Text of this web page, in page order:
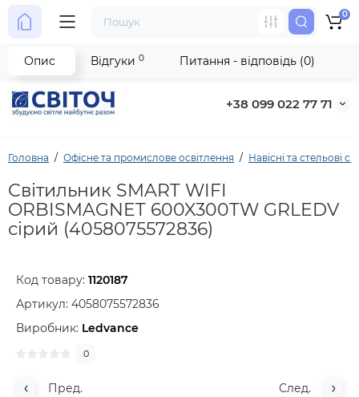
+38 099 022 77 71
0
Головна Офісне та промислове освітлення Навісні та стельові
Світильник SMART WIFI
ORBISMAGNET 600X300TW GRLEDV
сірий (4058075572836)
Код товару: 1120187
Артикул: 4058075572836
Виробник: Ledvance
0
Пред. След.
Опис Відгуки 0 Питання - відповідь (0)